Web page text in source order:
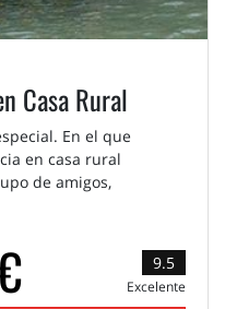
Casa Rural
En el que
en casa rural
de amigos,
9.5
Excelente